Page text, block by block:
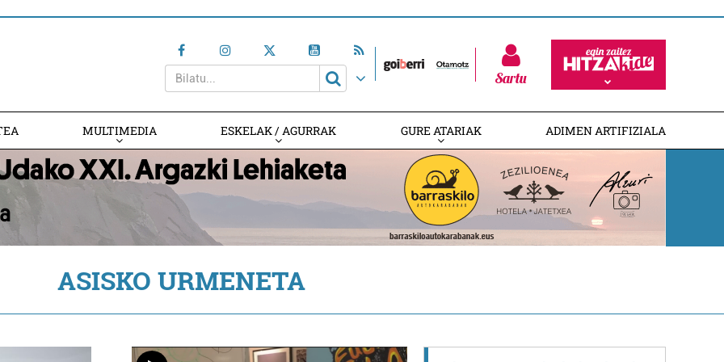
Sartu
MULTIMEDIA ESKELAK / AGURRAK GURE ATARIAK ADIMEN ARTIFIZIALA
ASISKO URMENETA